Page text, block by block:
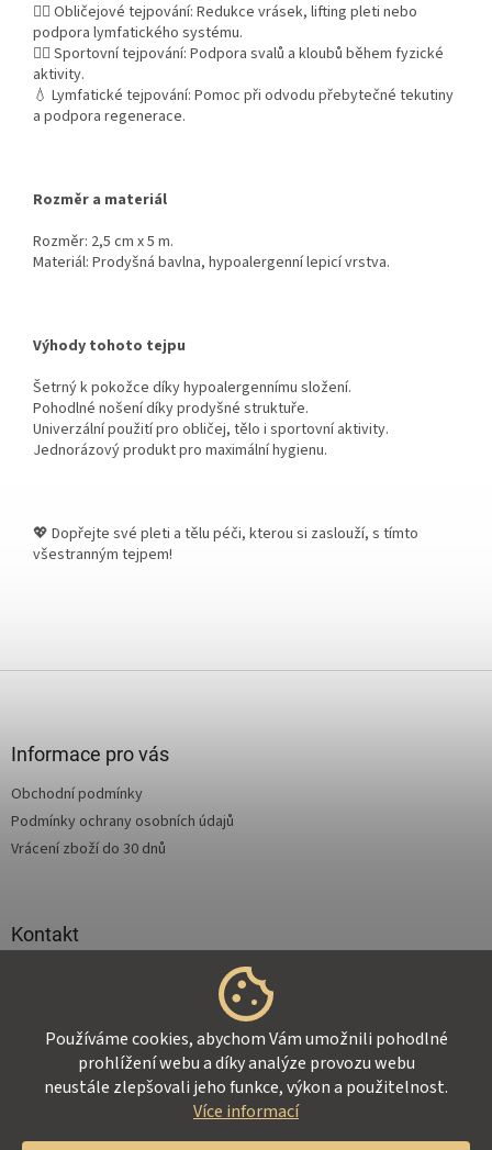
Používáme cookies, abychom Vám umožnili pohodlné
prohlížení webu a díky analýze provozu webu
neustále zlepšovali jeho funkce, výkon a použitelnost.
Více informací
💆‍♀️ Obličejové tejpování: Redukce vrásek, lifting pleti nebo
podpora lymfatického systému.
🤸‍♀️ Sportovní tejpování: Podpora svalů a kloubů během fyzické
aktivity.
💧 Lymfatické tejpování: Pomoc při odvodu přebytečné tekutiny
a podpora regenerace.
Rozměr a materiál
Rozměr: 2,5 cm x 5 m.
Materiál: Prodyšná bavlna, hypoalergenní lepicí vrstva.
Výhody tohoto tejpu
Šetrný k pokožce díky hypoalergennímu složení.
Pohodlné nošení díky prodyšné struktuře.
Univerzální použití pro obličej, tělo i sportovní aktivity.
Jednorázový produkt pro maximální hygienu.
💖 Dopřejte své pleti a tělu péči, kterou si zaslouží, s tímto
všestranným tejpem!
Informace pro vás
Obchodní podmínky
Podmínky ochrany osobních údajů
Vrácení zboží do 30 dnů
Kontakt
Vytvořil Shoptet